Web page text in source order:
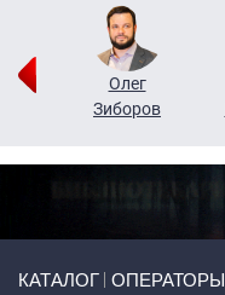
Олег
Зиборов
КАТАЛОГ ОПЕРАТОРЫ